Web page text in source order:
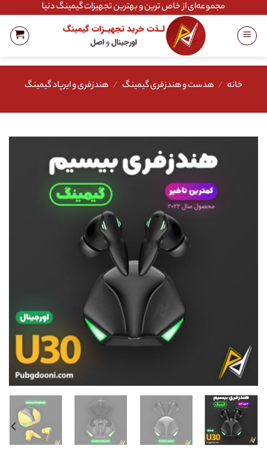
content
مجموعه‌ای از خاص ترین و بهترین تجهیزات گیمینگ دنیا
خانه / هدست و هندزفری گیمینگ / هندزفری و ایرپاد گیمینگ